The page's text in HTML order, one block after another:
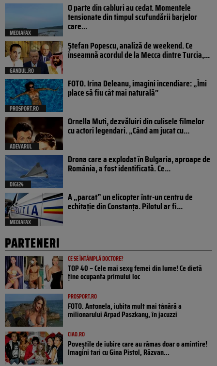
MEDIAFAX
O parte din cabluri au cedat. Momentele
tensionate din timpul scufundării barjelor
care...
GANDUL.RO
Ștefan Popescu, analiză de weekend. Ce
înseamnă acordul de la Mecca dintre Turcia,...
PROSPORT.RO
FOTO. Irina Deleanu, imagini incendiare: „Îmi
place să fiu cât mai naturală”
ADEVARUL
Ornella Muti, dezvăluiri din culisele filmelor
cu actori legendari. „Când am jucat cu...
DIGI24
Drona care a explodat în Bulgaria, aproape de
România, a fost identificată. Ce...
MEDIAFAX
A „parcat” un elicopter într-un centru de
echitație din Constanța. Pilotul ar fi...
PARTENERI
CE SE ÎNTÂMPLĂ DOCTORE?
TOP 40 – Cele mai sexy femei din lume! Ce dietă
ține ocupanta primului loc
PROSPORT.RO
FOTO. Antonela, iubita mult mai tânără a
milionarului Arpad Paszkany, în jacuzzi
CIAO.RO
Poveştile de iubire care au rămas doar o amintire!
Imagini tari cu Gina Pistol, Răzvan...